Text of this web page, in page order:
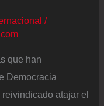
/
que han
Democracia
atajar el